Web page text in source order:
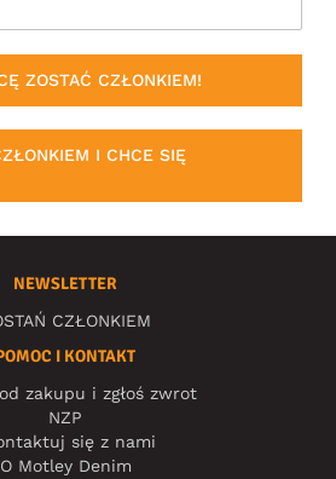
ZOSTAĆ CZŁONKIEM!
I CHCE SIĘ
NEWSLETTER
CZŁONKIEM
I KONTAKT
zakupu i zgłoś zwrot
NZP
się z nami
O Motley Denim